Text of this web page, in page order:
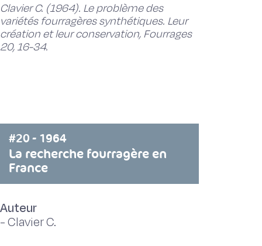
Clavier C. (1964). Le problème des
variétés fourragères synthétiques. Leur
création et leur conservation, Fourrages
20, 16-34.
#20 - 1964
La recherche fourragère en
France
Auteur
-Clavier C.